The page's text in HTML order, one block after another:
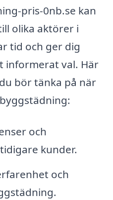
pris-0nb.se kan
olika aktörer i
tid och ger dig
informerat val. Här
bör tänka på när
och
kunder.
och